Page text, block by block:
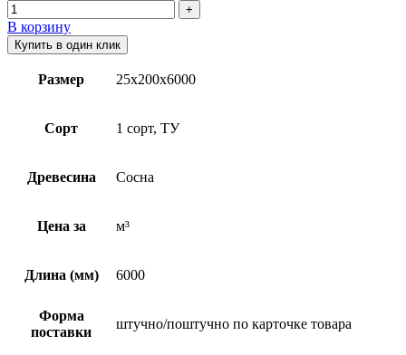
В корзину
Купить в один клик
Размер 25х200х6000
Сорт 1 сорт, ТУ
Древесина Сосна
Цена за м³
Длина (мм) 6000
Форма
поставки
штучно/поштучно по карточке товара